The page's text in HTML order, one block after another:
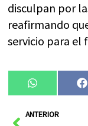
disculpan por
reafirmando
servicio para el
Compartir
en
WhatsApp
AntANTERIOR